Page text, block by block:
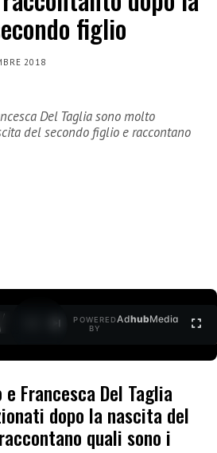
figlio
2018
Del Taglia sono molto
del secondo figlio e raccontano
POWERED
BY
AdhubMedia
e Francesca Del Taglia
dopo la nascita del
quali sono i